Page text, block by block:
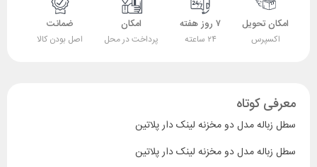
امکان تحویل
اکسپرس
۷ روز هفته
۲۴ ساعته
امکان
پرداخت در محل
ضمانت
اصل بودن کالا
معرفی کوتاه
سطل زباله مدل دو مخزنه لینک دار پلاتین
سطل زباله مدل دو مخزنه لینک دار پلاتین